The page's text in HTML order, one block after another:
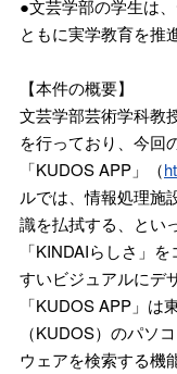
●文芸学部の学生は
ともに実学教育を推
【本件の概要】
文芸学部芸術学科教
を行っており、今回
「KUDOS APP」（
ルでは、情報処理施
識を払拭する、とい
「KINDAIらしさ」
すいビジュアルにデ
「KUDOS APP」は
（KUDOS）のパソ
ウェアを検索する機